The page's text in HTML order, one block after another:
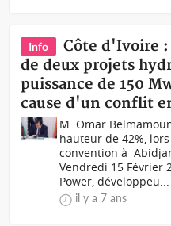
Info
Côte d'Ivoire
de deux projets
puissance de 150
cause d'un conflit
M. Omar
hauteur de 42%,
convention à
Vendredi 15 Février
Power, développeu...
il y a 7 ans